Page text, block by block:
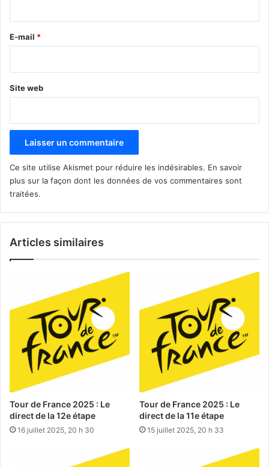
e
E-mail *
Site web
Ce site utilise Akismet pour réduire les indésirables. En savoir
plus sur la façon dont les données de vos commentaires sont
traitées.
Articles similaires
Tour de France 2025 : Le
direct de la 12e étape
16 juillet 2025, 20 h 30
Tour de France 2025 : Le
direct de la 11e étape
15 juillet 2025, 20 h 33